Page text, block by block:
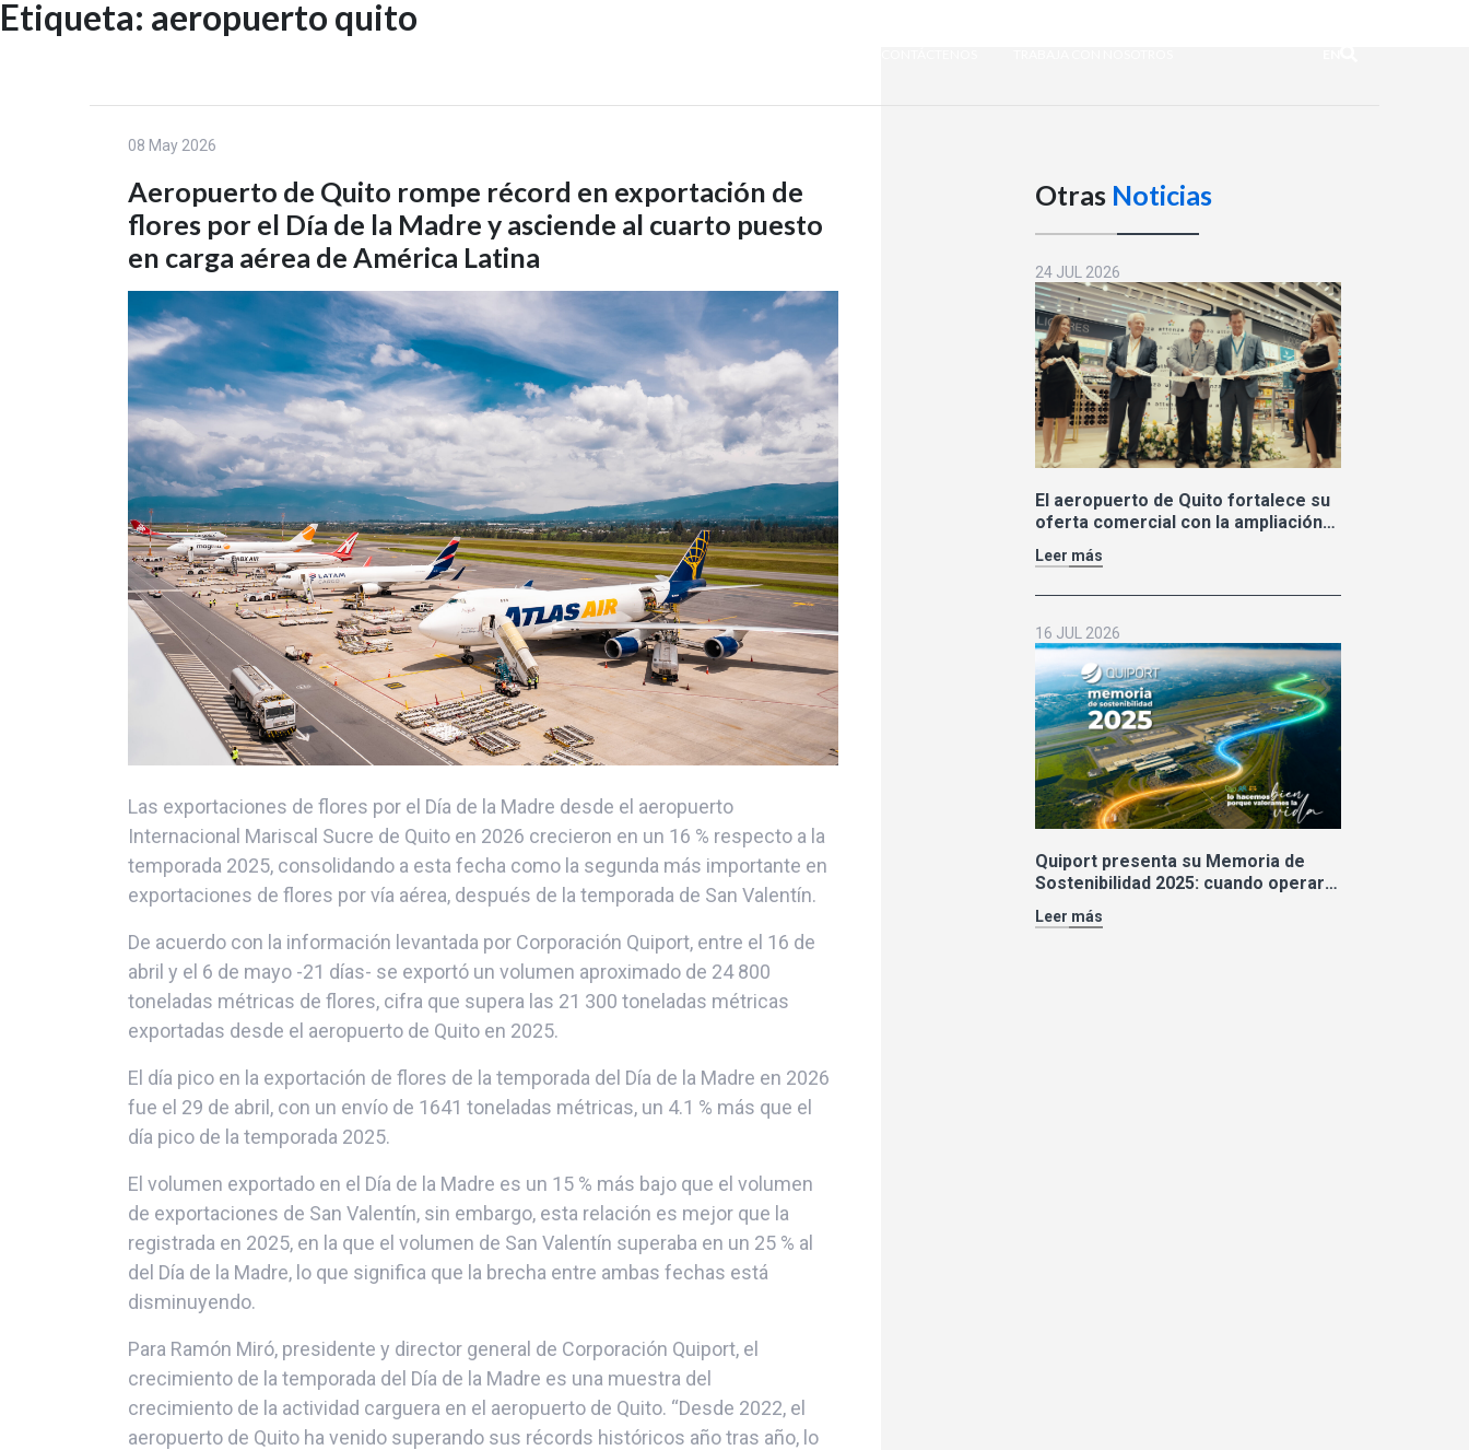
Skip
to
Etiqueta: aeropuerto quito
08 May 2026
Aeropuerto de Quito rompe récord en exportación de
flores por el Día de la Madre y asciende al cuarto puesto
en carga aérea de América Latina
Las exportaciones de flores por el Día de la Madre desde el aeropuerto
Internacional Mariscal Sucre de Quito en 2026 crecieron en un 16 % respecto a la
temporada 2025, consolidando a esta fecha como la segunda más importante en
exportaciones de flores por vía aérea, después de la temporada de San Valentín.
De acuerdo con la información levantada por Corporación Quiport, entre el 16 de
abril y el 6 de mayo -21 días- se exportó un volumen aproximado de 24 800
toneladas métricas de flores, cifra que supera las 21 300 toneladas métricas
exportadas desde el aeropuerto de Quito en 2025.
El día pico en la exportación de flores de la temporada del Día de la Madre en 2026
fue el 29 de abril, con un envío de 1641 toneladas métricas, un 4.1 % más que el
día pico de la temporada 2025.
El volumen exportado en el Día de la Madre es un 15 % más bajo que el volumen
de exportaciones de San Valentín, sin embargo, esta relación es mejor que la
registrada en 2025, en la que el volumen de San Valentín superaba en un 25 % al
del Día de la Madre, lo que significa que la brecha entre ambas fechas está
disminuyendo.
Para Ramón Miró, presidente y director general de Corporación Quiport, el
crecimiento de la temporada del Día de la Madre es una muestra del
crecimiento de la actividad carguera en el aeropuerto de Quito. “Desde 2022, el
aeropuerto de Quito ha venido superando sus récords históricos año tras año, lo
Otras Noticias
24 JUL 2026
El aeropuerto de Quito fortalece su
oferta comercial con la ampliación
de Polo Ralph Lauren y Adidas
Leer más
16 JUL 2026
Quiport presenta su Memoria de
Sostenibilidad 2025: cuando operar
Leer más